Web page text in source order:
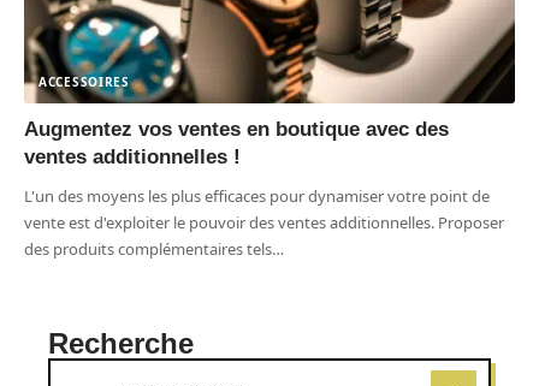
ACCESSOIRES
Augmentez vos ventes en boutique avec des
ventes additionnelles !
L'un des moyens les plus efficaces pour dynamiser votre point de
vente est d'exploiter le pouvoir des ventes additionnelles. Proposer
des produits complémentaires tels…
Recherche